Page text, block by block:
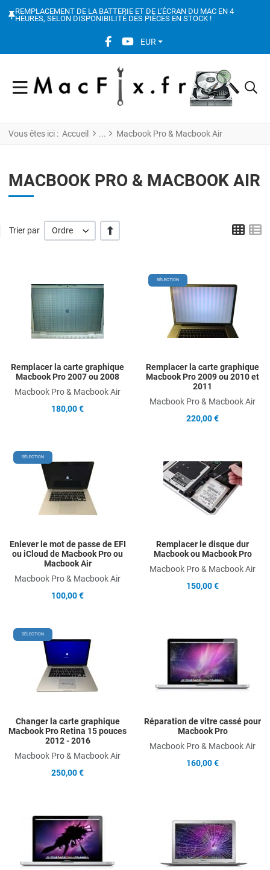
REMPLACEMENT DE LA BATTERIE ET DE L’ÉCRAN DU MAC EN 4
HEURES, SELON DISPONIBILITÉ DES PIÈCES EN STOCK !
FACEBOOK SOCIAL LINK
YOUTUBE SOCIAL LINK
EUR
Vous êtes ici : Accueil Macbook Pro & Macbook Air
MACBOOK PRO & MACBOOK AIR
Trier par Ordre ' +/-' Grid
Add to Wishlist
Add to Compare
Quick View
Remplacer la carte graphique
Macbook Pro 2007 ou 2008
Macbook Pro & Macbook Air
180,00 €
SÉLECTION
Remplacer la carte graphique
Macbook Pro 2009 ou 2010 et
2011
Macbook Pro & Macbook Air
220,00 €
SÉLECTION
Add to Compare
Enlever le mot de passe de EFI
ou iCloud de Macbook Pro ou
Macbook Air
Macbook Pro & Macbook Air
100,00 €
Remplacer le disque dur
Macbook ou Macbook Pro
Macbook Pro & Macbook Air
150,00 €
SÉLECTION
Add to Compare
Quick View
Changer la carte graphique
Macbook Pro Retina 15 pouces
2012 - 2016
Macbook Pro & Macbook Air
250,00 €
Réparation de vitre cassé pour
Macbook Pro
Macbook Pro & Macbook Air
160,00 €
Add to Compare
Quick View